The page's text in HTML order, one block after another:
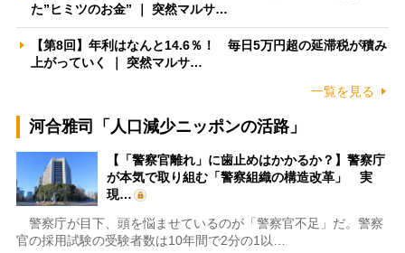
た”ヒミツのお金” ｜ 突然マルサ…
【第8回】年利はなんと14.6％！ 毎日5万円超の延滞税が積み
上がっていく ｜ 突然マルサ…
一覧を見る
河合雅司「人口減少ニッポンの活路」
【「警察官離れ」に歯止めはかかるか？】警察庁
が本気で取り組む「警察組織の構造改革」 実
現…
警察庁が目下、頭を悩ませているのが「警察官不足」だ。警察
官の採用試験の受験者数は10年間で2分の1以…